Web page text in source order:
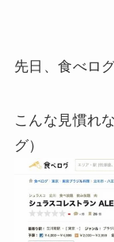
先日、食べロ
こんな見慣れ
グ）